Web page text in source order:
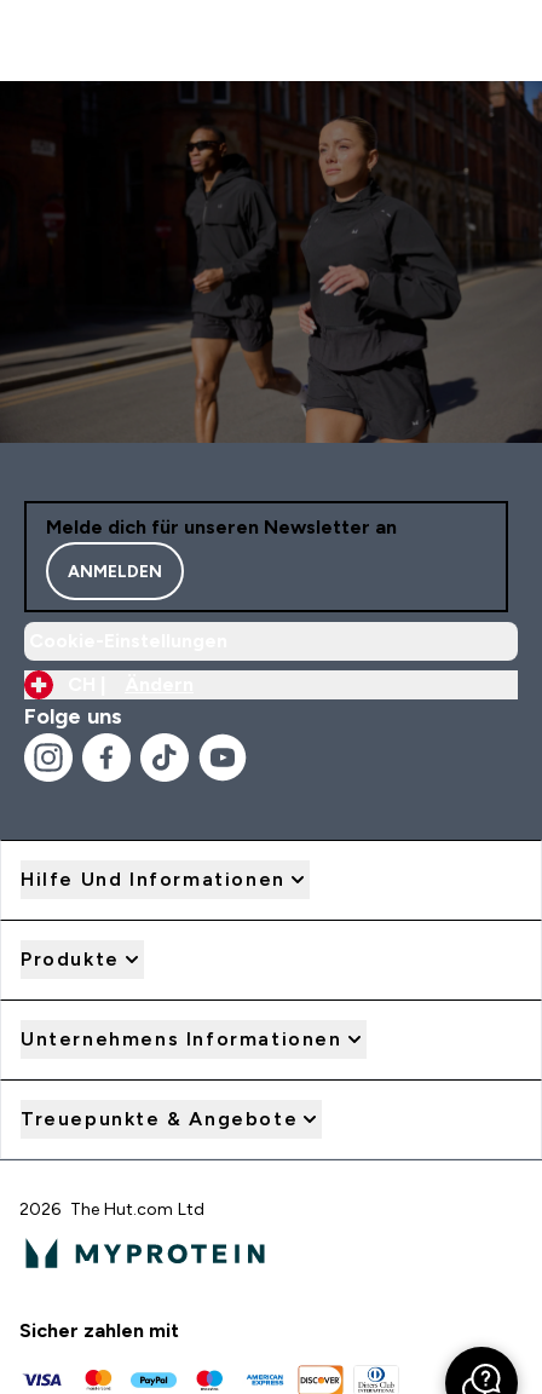
Melde dich für unseren Newsletter an
ANMELDEN
Folge uns
Hilfe Und Informationen
Produkte
Unternehmens Informationen
Treuepunkte & Angebote
2026 The Hut.com Ltd
Sicher zahlen mit